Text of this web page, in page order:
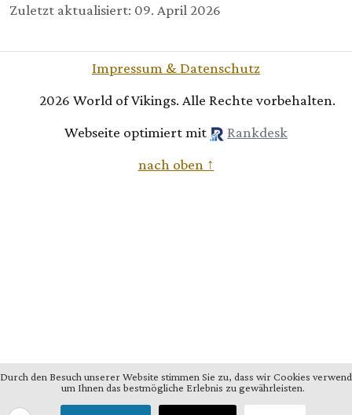
Details
Zuletzt aktualisiert: 09. April 2026
Impressum & Datenschutz
2026 World of Vikings. Alle Rechte vorbehalten.
Webseite optimiert mit
Rankdesk
nach oben ↑
Durch den Besuch unserer Website stimmen Sie zu, dass wir Cookies
um Ihnen das bestmögliche Erlebnis zu gewährleisten.